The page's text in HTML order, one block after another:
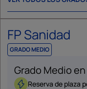
FP Sanidad
GRADO MEDIO
Grado Medio
Reserva de plaza